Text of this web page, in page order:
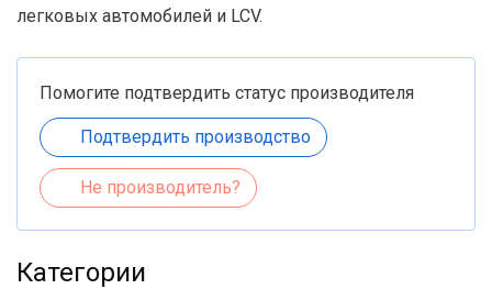
легковых автомобилей и LCV.
Помогите подтвердить статус производителя
Подтвердить производство
Не производитель?
Категории